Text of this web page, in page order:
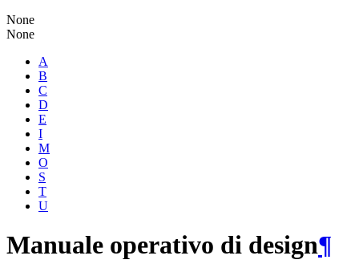
None
None
A
B
C
D
E
I
M
O
S
T
U
Manuale operativo di design¶